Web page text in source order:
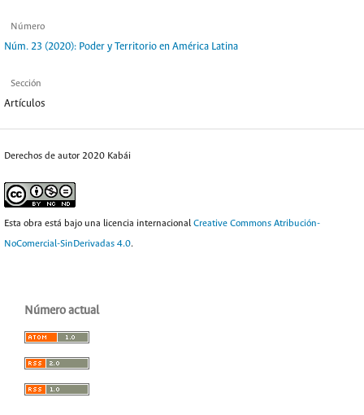
Número
Núm. 23 (2020): Poder y Territorio en América Latina
Sección
Artículos
Derechos de autor 2020 Kabái
Esta obra está bajo una licencia internacional Creative Commons Atribución-
NoComercial-SinDerivadas 4.0.
Número actual